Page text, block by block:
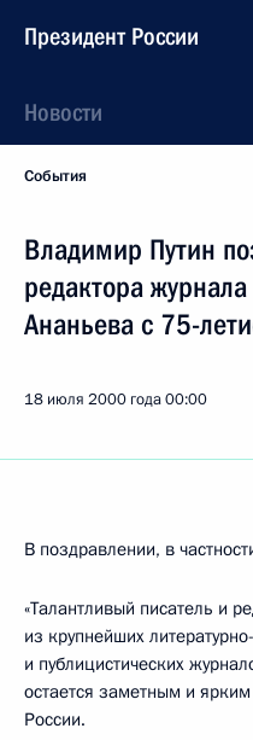
Президент России
Новости
События
Владимир Путин
редактора
Ананьева с 75-
18 июля 2000 года00:00
В поздравлении, в
«Талантливый писатель и
из крупнейших
и публицистических
остается заметным и
России.